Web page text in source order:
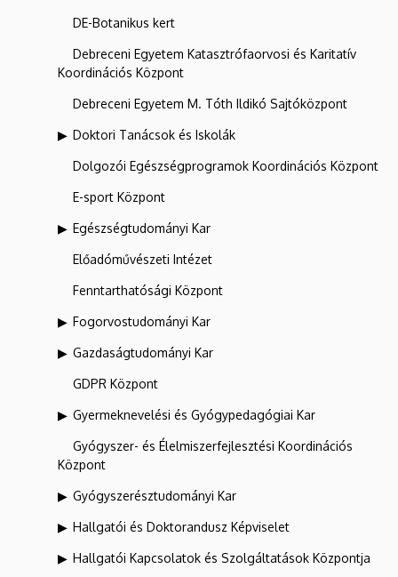
DE-Botanikus kert
Debreceni Egyetem Katasztrófaorvosi és Karitatív
Koordinációs Központ
Debreceni Egyetem M. Tóth Ildikó Sajtóközpont
Doktori Tanácsok és Iskolák
Dolgozói Egészségprogramok Koordinációs Központ
E-sport Központ
Egészségtudományi Kar
Előadóművészeti Intézet
Fenntarthatósági Központ
Fogorvostudományi Kar
Gazdaságtudományi Kar
GDPR Központ
Gyermeknevelési és Gyógypedagógiai Kar
Gyógyszer- és Élelmiszerfejlesztési Koordinációs
Központ
Gyógyszerésztudományi Kar
Hallgatói és Doktorandusz Képviselet
Hallgatói Kapcsolatok és Szolgáltatások Központja